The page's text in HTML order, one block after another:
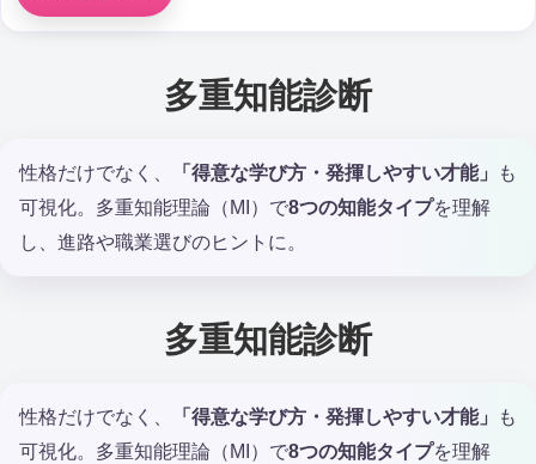
多重知能診断
性格だけでなく、 「得意な学び方・発揮しやすい才能」
も
可視化。多重知能理論（MI）で8つの知能タイプを理解
し、進路や職業選びのヒントに。
多重知能診断
性格だけでなく、 「得意な学び方・発揮しやすい才能」
も
可視化。多重知能理論（MI）で8つの知能タイプを理解